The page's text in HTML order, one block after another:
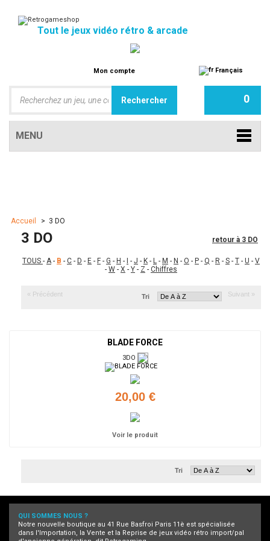
Tout le jeux vidéo rétro & arcade
Mon compte Français
0
MENU
Accueil > 3 DO
retour à 3 DO
3 DO
TOUS - A- B - C - D - E - F - G - H - - J - K - L - M - N - O - P - Q - R - S - T - U - V
- W - X - Y - Z - Chiffres
« Précédent Suivant »
Tri
BLADE FORCE
3DO
20,00 €
Voir le produit
Tri
QUI SOMMES NOUS ?
Notre nouvelle boutique au 41 Rue Basfroi Paris 11è est spécialisée
dans l'Importation, la Vente et la Reprise de jeux vidéo rétro import/pal